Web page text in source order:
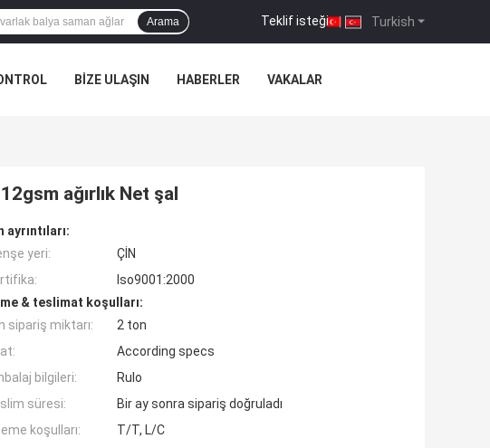
Turkish
Teklif isteği |
Arama
BIZE ULAŞIN HABERLER VAKALAR
ağırlık Net şal
ayrıntıları:
yeri:
ÇİN
Iso9001:2000
& teslimat koşulları:
sipariş miktarı:
2 ton
According specs
bilgileri:
Rulo
süresi:
Bir ay sonra sipariş doğruladı
koşulları:
T/T, L/C